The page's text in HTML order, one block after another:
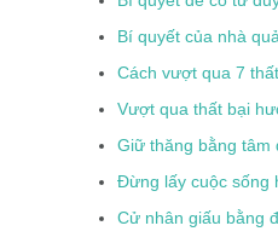
Bí quyết của nhà
Cách vượt qua 7
Vượt qua thất bại
Giữ thăng bằng tâm
Đừng lấy cuộc sống
Cử nhân giấu bằng